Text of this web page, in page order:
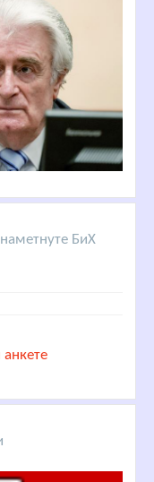
БиХ
анкете